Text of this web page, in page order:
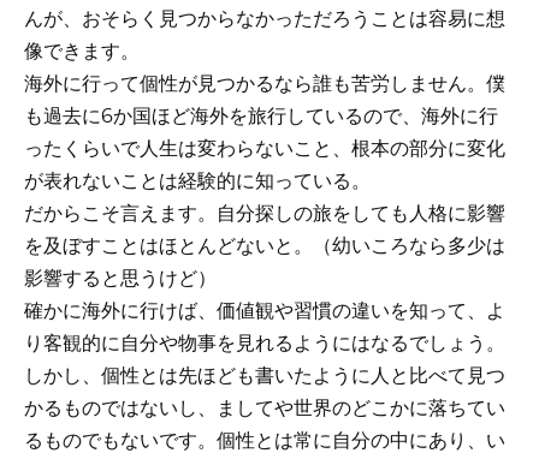
んが、おそらく見つからなかっただろうことは容易に想
像できます。
海外に行って個性が見つかるなら誰も苦労しません。僕
も過去に6か国ほど海外を旅行しているので、海外に行
ったくらいで人生は変わらないこと、根本の部分に変化
が表れないことは経験的に知っている。
だからこそ言えます。自分探しの旅をしても人格に影響
を及ぼすことはほとんどないと。（幼いころなら多少は
影響すると思うけど）
確かに海外に行けば、価値観や習慣の違いを知って、よ
り客観的に自分や物事を見れるようにはなるでしょう。
しかし、個性とは先ほども書いたように人と比べて見つ
かるものではないし、ましてや世界のどこかに落ちてい
るものでもないです。個性とは常に自分の中にあり、い